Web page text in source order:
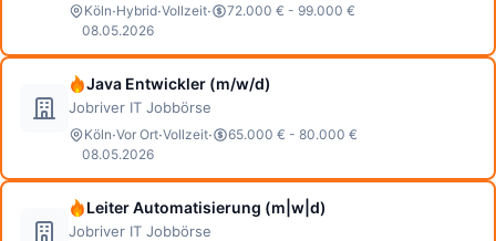
Köln·Hybrid·Vollzeit·
72.000 € - 99.000 €
08.05.2026
Java Entwickler (m/w/d)
Jobriver IT Jobbörse
Köln·Vor Ort·Vollzeit·
65.000 € - 80.000 €
08.05.2026
Leiter Automatisierung (m|w|d)
Jobriver IT Jobbörse